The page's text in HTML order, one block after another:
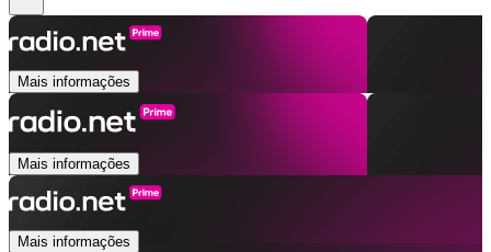
Mais informações
Mais informações
Mais informações